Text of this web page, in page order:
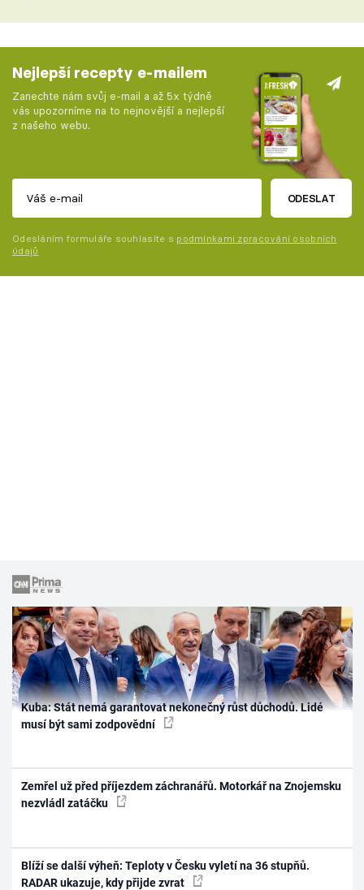
Nejlepší recepty e-mailem
Zanechte nám svůj e-mail a až 5x týdně
vás upozorníme na to nejnovější a nejlepší
z našeho webu.
ODESLAT
Odesláním formuláře souhlasíte s podmínkami zpracování osobních
údajů
Kuba: Stát nemá garantovat nekonečný růst důchodů. Lidé
musí být sami zodpovědní
Zemřel už před příjezdem záchranářů. Motorkář na Znojemsku
nezvládl zatáčku
Blíží se další výheň: Teploty v Česku vyletí na 36 stupňů.
RADAR ukazuje, kdy přijde zvrat